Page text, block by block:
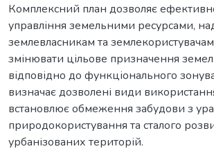
Комплексний план дозволяє
управління земельними ресурсами,
землевласникам та
змінювати цільове призначення
відповідно до функціонального
визначає дозволені види
встановлює обмеження забудови з
природокористування та сталого
урбанізованих територій.